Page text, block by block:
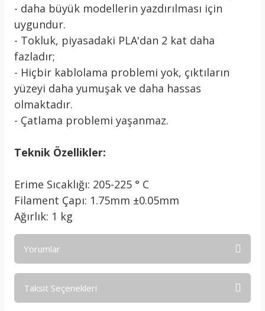
- daha büyük modellerin yazdırılması için
uygundur.
- Tokluk, piyasadaki PLA'dan 2 kat daha
fazladır;
- Hiçbir kablolama problemi yok, çıktıların
yüzeyi daha yumuşak ve daha hassas
olmaktadır.
- Çatlama problemi yaşanmaz.
Teknik Özellikler:
Erime Sıcaklığı: 205-225 ° C
Filament Çapı: 1.75mm ±0.05mm
Ağırlık: 1 kg
Yorumlar
Taksit Seçenekleri